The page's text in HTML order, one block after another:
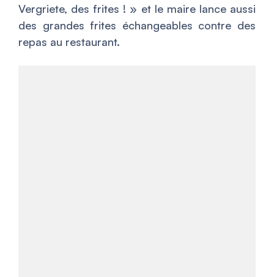
Vergriete, des frites ! » et le maire lance aussi
des grandes frites échangeables contre des
repas au restaurant.